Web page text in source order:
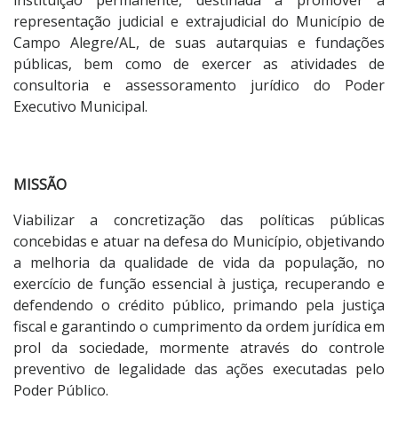
representação judicial e extrajudicial do Município de
Campo Alegre/AL, de suas autarquias e fundações
públicas, bem como de exercer as atividades de
consultoria e assessoramento jurídico do Poder
Executivo Municipal.
MISSÃO
Viabilizar a concretização das políticas públicas
concebidas e atuar na defesa do Município, objetivando
a melhoria da qualidade de vida da população, no
exercício de função essencial à justiça, recuperando e
defendendo o crédito público, primando pela justiça
fiscal e garantindo o cumprimento da ordem jurídica em
prol da sociedade, mormente através do controle
preventivo de legalidade das ações executadas pelo
Poder Público.